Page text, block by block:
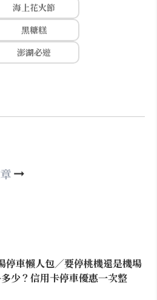
海上花火節
黑糖糕
澎湖必遊
停車懶人包／要停桃機還是機場
少？信用卡停車優惠一次整